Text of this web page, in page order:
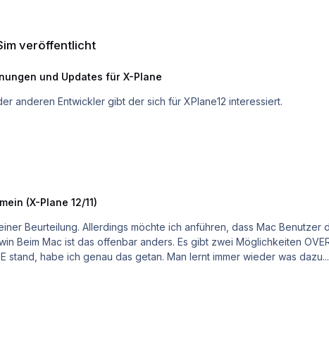
veröffentlicht
und Updates für X-Plane
den einen oder anderen Entwickler gibt der sich für XPlane12 interessiert.
(X-Plane 12/11)
stand, habe ich genau das getan. Man lernt immer wieder was dazu...